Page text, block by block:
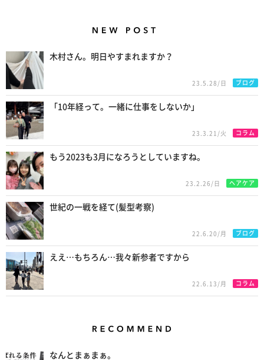
木村さん。明日やすまれますか？
23.5.28/日 ブログ
「10年経って。一緒に仕事をしないか」
23.3.21/火 コラム
もう2023も3月になろうとしていますね。
23.2.26/日 ヘアケア
世紀の一戦を経て(髪型考察)
22.6.20/月 ブログ
ええ…もちろん…我々新参者ですから
22.6.13/月 コラム
なんとまぁまぁ。